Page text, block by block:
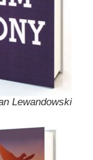
Lewandowski